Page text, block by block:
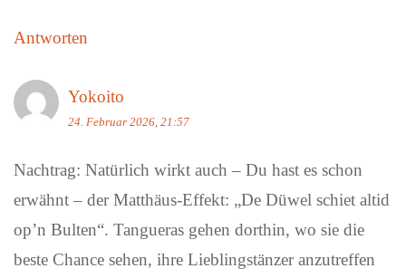
Antworten
Yokoito
24. Februar 2026, 21:57
Nachtrag: Natürlich wirkt auch – Du hast es schon
erwähnt – der Matthäus-Effekt: „De Düwel schiet altid
op’n Bulten“. Tangueras gehen dorthin, wo sie die
beste Chance sehen, ihre Lieblingstänzer anzutreffen